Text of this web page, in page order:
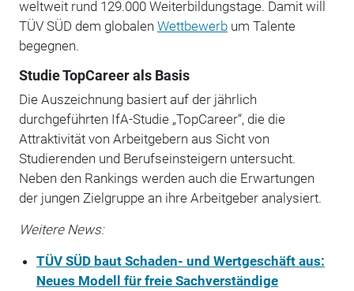
weltweit rund 129.000 Weiterbildungstage. Damit will
TÜV SÜD dem globalen Wettbewerbum Talente
begegnen.
Studie TopCareer als Basis
Die Auszeichnung basiert auf der jährlich
durchgeführten IfA-Studie „TopCareer“, die die
Attraktivität von Arbeitgebern aus Sicht von
Studierenden und Berufseinsteigern untersucht.
Neben den Rankings werden auch die Erwartungen
der jungen Zielgruppe an ihre Arbeitgeber analysiert.
Weitere News:
TÜV SÜD baut Schaden- und Wertgeschäft aus:
Neues Modell für freie Sachverständige